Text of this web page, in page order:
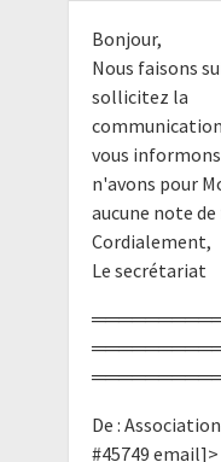
Bonjour,
Nous faisons
sollicitez la
communication
vous
n'avons pour
aucune note de
Cordialement,
Le secrétariat
De :
#45749 email]>